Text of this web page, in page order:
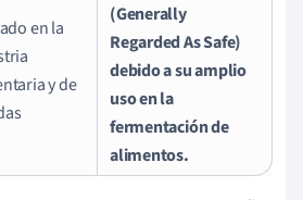
en la
y de
(Generally
Regarded As Safe)
debido a su amplio
uso en la
fermentación de
alimentos.